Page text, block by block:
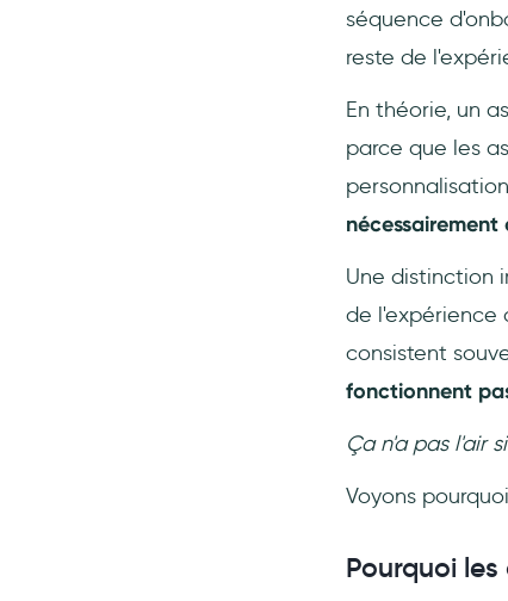
séquence
reste de
En théorie, un
parce que les
Une distinction
de l'expérience
consistent
fonctionnent
Ça n'a pas l'air
Voyons
Pourquoi